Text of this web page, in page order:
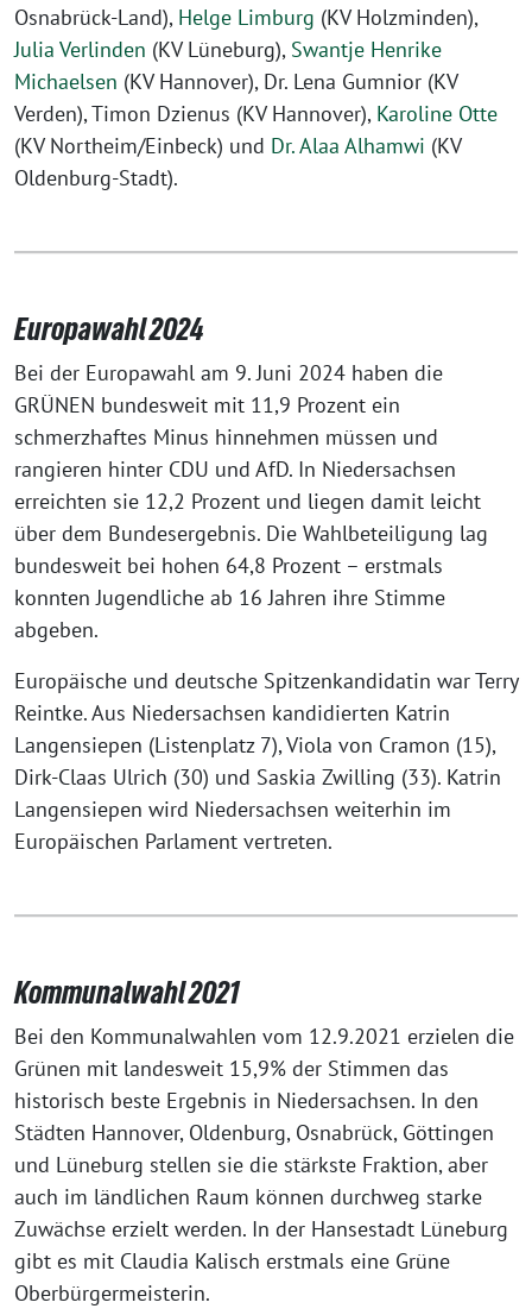
Osnabrück-Land), Helge Limburg (KV Holzminden),
Julia Verlinden (KV Lüneburg), Swantje Henrike
Michaelsen (KV Hannover), Dr. Lena Gumnior (KV
Verden), Timon Dzienus (KV Hannover), Karoline Otte
(KV Northeim/Einbeck) und Dr. Alaa Alhamwi (KV
Oldenburg-Stadt).
Europawahl 2024
Bei der Europawahl am 9. Juni 2024 haben die
GRÜNEN bundesweit mit 11,9 Prozent ein
schmerzhaftes Minus hinnehmen müssen und
rangieren hinter CDU und AfD. In Niedersachsen
erreichten sie 12,2 Prozent und liegen damit leicht
über dem Bundesergebnis. Die Wahlbeteiligung lag
bundesweit bei hohen 64,8 Prozent – erstmals
konnten Jugendliche ab 16 Jahren ihre Stimme
abgeben.
Europäische und deutsche Spitzenkandidatin war Terry
Reintke. Aus Niedersachsen kandidierten Katrin
Langensiepen (Listenplatz 7), Viola von Cramon (15),
Dirk-Claas Ulrich (30) und Saskia Zwilling (33). Katrin
Langensiepen wird Niedersachsen weiterhin im
Europäischen Parlament vertreten.
Kommunalwahl 2021
Bei den Kommunalwahlen vom 12.9.2021 erzielen die
Grünen mit landesweit 15,9% der Stimmen das
historisch beste Ergebnis in Niedersachsen. In den
Städten Hannover, Oldenburg, Osnabrück, Göttingen
und Lüneburg stellen sie die stärkste Fraktion, aber
auch im ländlichen Raum können durchweg starke
Zuwächse erzielt werden. In der Hansestadt Lüneburg
gibt es mit Claudia Kalisch erstmals eine Grüne
Oberbürgermeisterin.